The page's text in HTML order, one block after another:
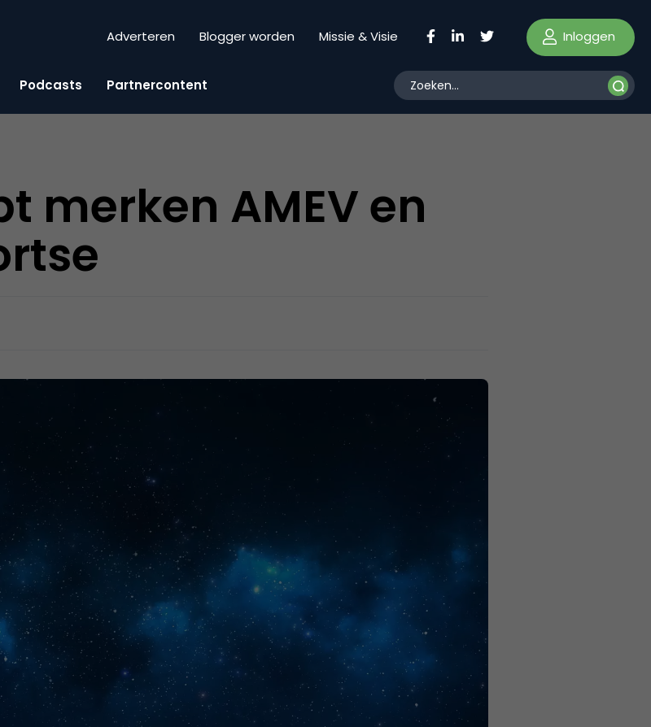
Adverteren Blogger worden Missie & Visie Inloggen
Podcasts Partnercontent
merken AMEV en